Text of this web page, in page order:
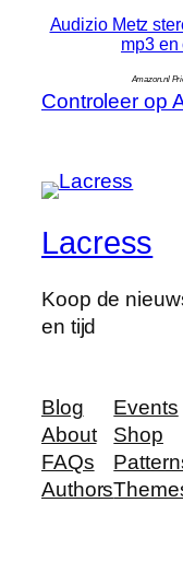
Audizio Metz
mp3 en
Amazon.nl
Controleer op
Lacress
Koop de
en tijd
Blog
About
FAQs
Authors
Events
Shop